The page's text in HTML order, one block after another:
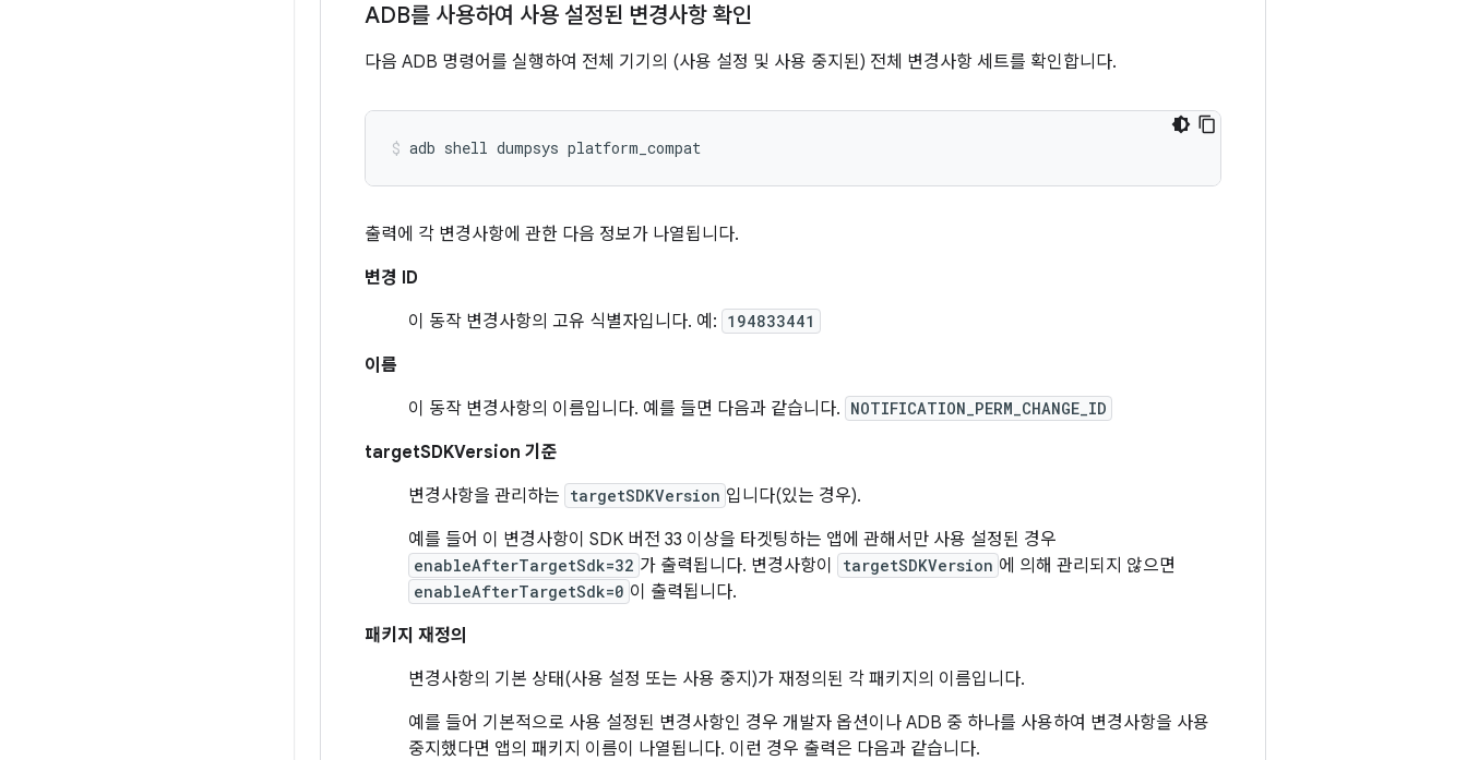
ADB를 사용하여 사용 설정된 변경사항 확인
다음 ADB 명령어를 실행하여 전체 기기의 (사용 설정 및 사용 중지된) 전체 변경사항 세트를 확인합니다.
출력에 각 변경사항에 관한 다음 정보가 나열됩니다.
변경 ID
이 동작 변경사항의 고유 식별자입니다. 예: 194833441
이름
이 동작 변경사항의 이름입니다. 예를 들면 다음과 같습니다. NOTIFICATION_PERM_CHANGE_ID
targetSDKVersion 기준
변경사항을 관리하는 targetSDKVersion 입니다(있는 경우).
예를 들어 이 변경사항이 SDK 버전 33 이상을 타겟팅하는 앱에 관해서만 사용 설정된 경우
enableAfterTargetSdk=32 가 출력됩니다. 변경사항이 targetSDKVersion 에 의해 관리되지 않으면
enableAfterTargetSdk=0 이 출력됩니다.
패키지 재정의
변경사항의 기본 상태(사용 설정 또는 사용 중지)가 재정의된 각 패키지의 이름입니다.
예를 들어 기본적으로 사용 설정된 변경사항인 경우 개발자 옵션이나 ADB 중 하나를 사용하여 변경사항을 사용
중지했다면 앱의 패키지 이름이 나열됩니다. 이런 경우 출력은 다음과 같습니다.